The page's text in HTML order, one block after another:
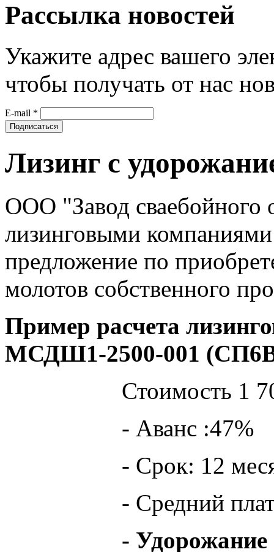
Рассылка новостей
Укажите адрес вашего
чтобы получать от нас
E-mail *
Лизинг с
ООО "Завод сваебойного
лизинговыми компаниями
предложение по
молотов собственного
Пример расчета
МСДШ1-2500-001
Стоимость 1
- Аванс :47%
- Срок: 12
- Средний
-